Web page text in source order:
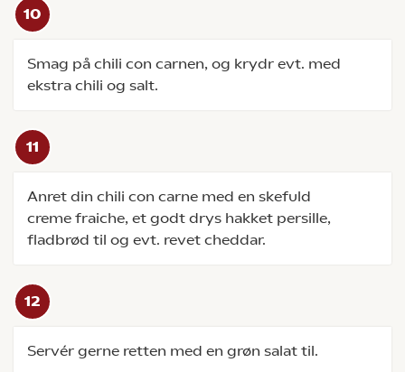
Smag på chili con carnen, og krydr evt. med
ekstra chili og salt.
Anret din chili con carne med en skefuld
creme fraiche, et godt drys hakket persille,
fladbrød til og evt. revet cheddar.
Servér gerne retten med en grøn salat til.